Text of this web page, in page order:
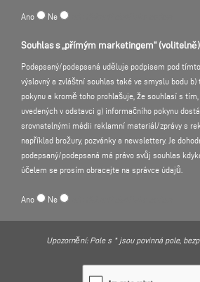
následně se vymažou.
3. Shromažďování a zpracování osobních údajů
Osobní údaje jsou shromažďovány a zpracovávány
poskytnete sami na naší webové prezentaci. To je
způsobem:
3.1 Zpracování údajů při použití našich formulářů
Máte možnost spojit se s námi na našich
prostřednictvím následujících kontaktních
- Přihlášení k "Pohled za kulisy"
- Dotazy k servisním službám
- Kontaktní dotaz (všeobecně, k prodeji, k
otázkám jako zaměstnání a kariéra)
platného pro příslušný úsek, které se použije pro
Ano Ne
Souhlas s „přímým marketingem“
Podepsaný/podepsaná uděluje podpisem pod
výslovný a zvláštní souhlas také ve smyslu bodu
pokynu a kromě toho prohlašuje, že souhlasí s
uvedených v odstavci g) informačního pokynu
srovnatelnými médii reklamní materiál/zprávy s
například brožury, pozvánky a newslettery. Je
podepsaný/podepsaná má právo svůj souhlas
účelem se prosím obracejte na správce údajů.
Ano Ne
Upozornění: Pole s * jsou povinná pole,